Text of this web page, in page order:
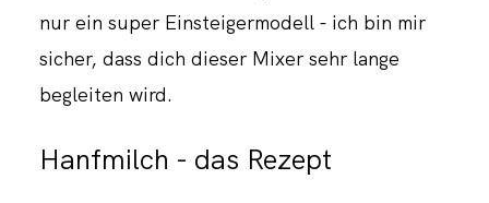
nur ein super Einsteigermodell - ich bin mir
sicher, dass dich dieser Mixer sehr lange
begleiten wird.
Hanfmilch - das Rezept